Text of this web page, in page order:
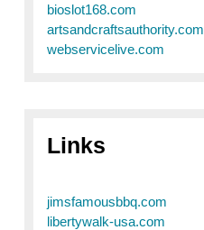
bioslot168.com
artsandcraftsauthority.com
webservicelive.com
Links
jimsfamousbbq.com
libertywalk-usa.com